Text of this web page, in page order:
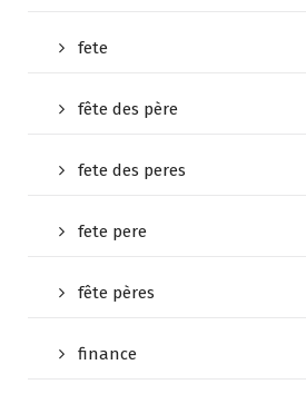
fete
fête des père
fete des peres
fete pere
fête pères
finance